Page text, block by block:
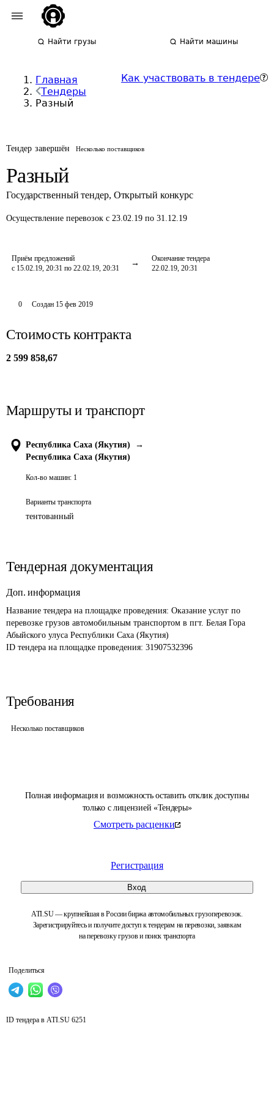
Найти грузы Найти машины
Главная
Тендеры
Разный
Как участвовать в тендере
Тендер завершён Несколько поставщиков
Разный
Государственный тендер, Открытый конкурс
Осуществление перевозок с 23.02.19 по 31.12.19
Приём предложений
с 15.02.19, 20:31 по 22.02.19, 20:31
Окончание тендера
22.02.19, 20:31
Полная информация и возможность оставить отклик доступны
только с лицензией «Тендеры»
Смотреть расценки
Регистрация
Вход
ATI.SU — крупнейшая в России биржа автомобильных грузоперевозок.
Зарегистрируйтесь и получите доступ к тендерам на перевозки, заявкам
на перевозку грузов и поиск транспорта
Поделиться
0 Создан 15 фев 2019
Стоимость контракта
2 599 858,67
Маршруты и транспорт
Республика Саха (Якутия)
→
Республика Саха (Якутия)
Кол-во машин: 1
Варианты транспорта
тентованный
Тендерная документация
Доп. информация
Название тендера на площадке проведения: Оказание услуг по
перевозке грузов автомобильным транспортом в пгт. Белая Гора
Абыйского улуса Республики Саха (Якутия)
ID тендера на площадке проведения: 31907532396
Требования
Несколько поставщиков
ID тендера в ATI.SU 6251